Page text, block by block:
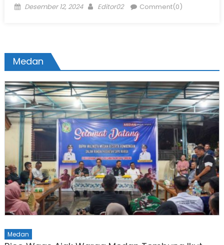
Posted
Desember 12, 2024 Author
Editor02 Comment(0)
Medan
Medan